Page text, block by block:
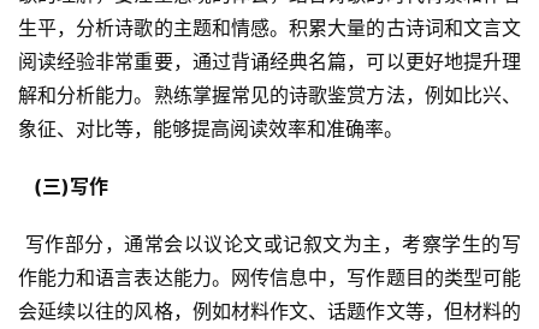
生平，分析诗歌的主题和情感。积累大量的古诗词和文言文
阅读经验非常重要，通过背诵经典名篇，可以更好地提升理
解和分析能力。熟练掌握常见的诗歌鉴赏方法，例如比兴、
象征、对比等，能够提高阅读效率和准确率。
  (三)写作
作能力和语言表达能力。网传信息中，写作题目的类型可能
会延续以往的风格，例如材料作文、话题作文等，但材料的